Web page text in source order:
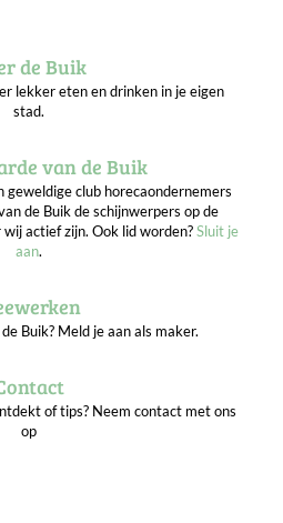
de Buik
lekker eten en drinken in je eigen
stad.
van de Buik
geweldige club horecaondernemers
de Buik de schijnwerpers op de
actief zijn. Ook lid worden?Sluit je
aan.
Buik? Meld je aan als maker.
of tips? Neem contact met ons
op